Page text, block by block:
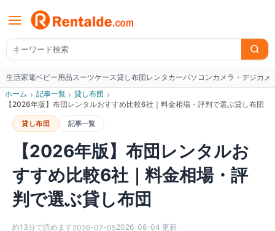
生活家電ベビー用品スーツケース貸し布団レンタカーパソコンカメラ・デジカメ
ホーム › 記事一覧 › 貸し布団 ›
【2026年版】布団レンタルおすすめ比較6社｜料金相場・評判で選ぶ貸し布団
貸し布団 記事一覧
【2026年版】布団レンタルお
すすめ比較6社｜料金相場・評
判で選ぶ貸し布団
約13分で読めます2026-07-052026-08-04 更新